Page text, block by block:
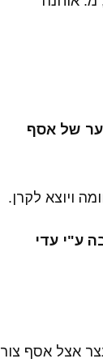
של אסף
ע"י עדי
אצל אסף צור